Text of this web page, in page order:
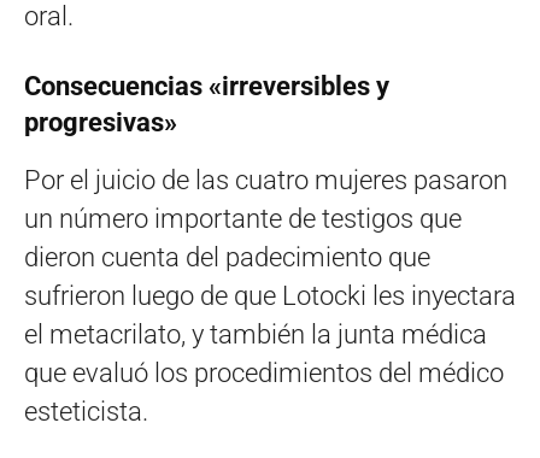
oral.
Consecuencias «irreversibles y
progresivas»
Por el juicio de las cuatro mujeres pasaron
un número importante de testigos que
dieron cuenta del padecimiento que
sufrieron luego de que Lotocki les inyectara
el metacrilato, y también la junta médica
que evaluó los procedimientos del médico
esteticista.